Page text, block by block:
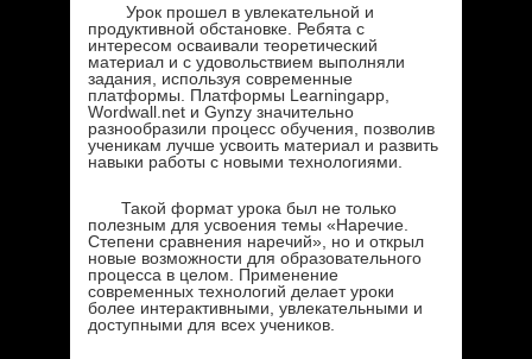
Урок прошел в увлекательной и
продуктивной обстановке. Ребята с
интересом осваивали теоретический
материал и с удовольствием выполняли
задания, используя современные
платформы. Платформы Learningapp,
Wordwall.net и Gynzy значительно
разнообразили процесс обучения, позволив
ученикам лучше усвоить материал и развить
навыки работы с новыми технологиями.
Такой формат урока был не только
полезным для усвоения темы «Наречие.
Степени сравнения наречий», но и открыл
новые возможности для образовательного
процесса в целом. Применение
современных технологий делает уроки
более интерактивными, увлекательными и
доступными для всех учеников.